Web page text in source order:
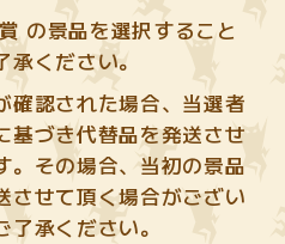
の景品を選択すること
ください。
確認された場合、当選者
基づき代替品を発送させ
。その場合、当初の景品
させて頂く場合がござい
承ください。